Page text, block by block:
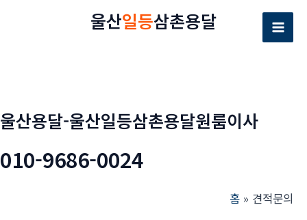
뛰
울산일등삼촌용달
Main
울산용달-울산일등삼촌용달원룸이사
010-9686-0024
홈 견적문의